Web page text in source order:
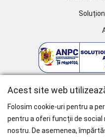
Acest site web
Folosim cookie-uri pentru a
pentru a oferi funcții de social
nostru. De asemenea,